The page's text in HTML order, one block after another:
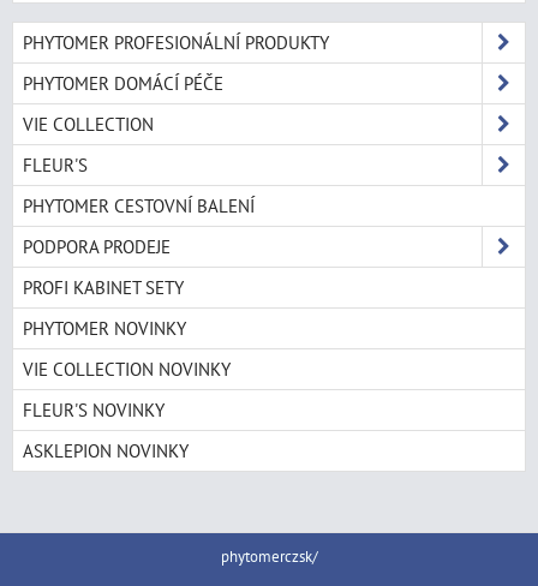
PHYTOMER PROFESIONÁLNÍ PRODUKTY
PHYTOMER DOMÁCÍ PÉČE
VIE COLLECTION
FLEUR'S
PHYTOMER CESTOVNÍ BALENÍ
PODPORA PRODEJE
PROFI KABINET SETY
PHYTOMER NOVINKY
VIE COLLECTION NOVINKY
FLEUR'S NOVINKY
ASKLEPION NOVINKY
phytomerczsk/